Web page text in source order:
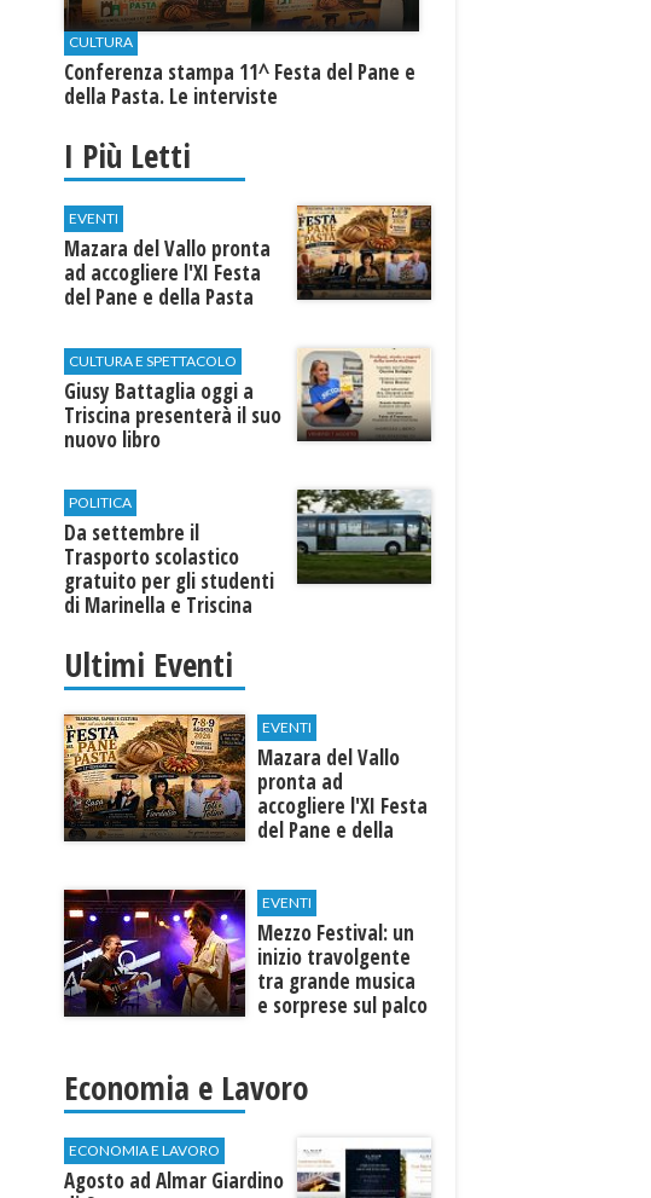
CULTURA
Conferenza stampa 11^ Festa del Pane e
della Pasta. Le interviste
I Più Letti
EVENTI
Mazara del Vallo pronta
ad accogliere l'XI Festa
del Pane e della Pasta
CULTURA E SPETTACOLO
Giusy Battaglia oggi a
Triscina presenterà il suo
nuovo libro
POLITICA
Da settembre il
Trasporto scolastico
gratuito per gli studenti
di Marinella e Triscina
Ultimi Eventi
EVENTI
Mazara del Vallo
pronta ad
accogliere l'XI Festa
del Pane e della
EVENTI
Mezzo Festival: un
inizio travolgente
tra grande musica
e sorprese sul palco
Economia e Lavoro
ECONOMIA E LAVORO
Agosto ad Almar Giardino